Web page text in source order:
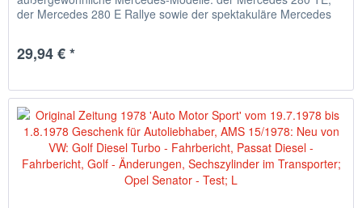
der Mercedes 280 E Rallye sowie der spektakuläre Mercedes
29,94 € *